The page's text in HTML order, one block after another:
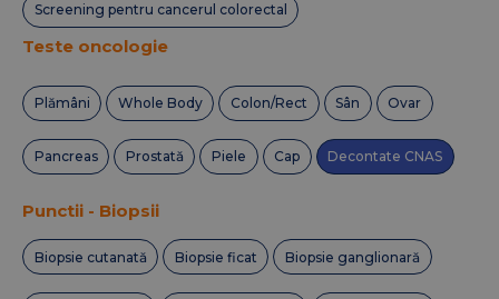
Screening pentru cancerul colorectal
Teste oncologie
Plămâni Whole Body Colon/Rect Sân Ovar
Pancreas Prostată Piele Cap Decontate CNAS
Punctii - Biopsii
Biopsie cutanată Biopsie ficat Biopsie ganglionară